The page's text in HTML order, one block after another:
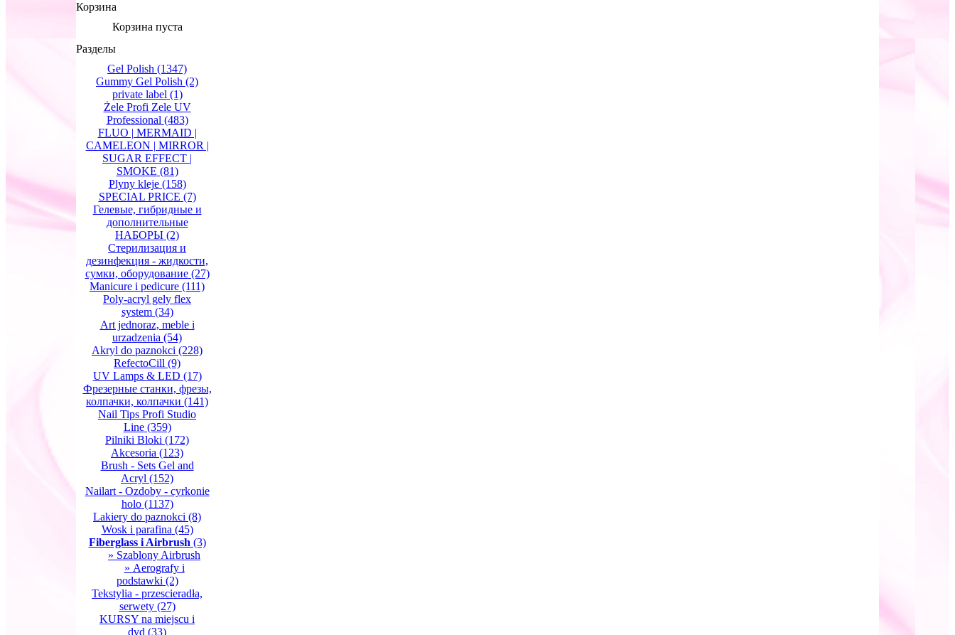
Корзина
Корзина пуста
Разделы
Gel Polish (1347)
Gummy Gel Polish (2)
private label (1)
Żele Profi Zele UV
Professional (483)
FLUO | MERMAID |
CAMELEON | MIRROR |
SUGAR EFFECT |
SMOKE (81)
Plyny kleje(158)
SPECIAL PRICE (7)
Гелевые, гибридные и
дополнительные
НАБОРЫ (2)
Стерилизация и
дезинфекция - жидкости,
сумки, оборудование(27)
Manicure i pedicure (111)
Poly-acryl gely flex
system(34)
Art jednoraz, meble i
urzadzenia (54)
Akryl do paznokci (228)
RefectoCill (9)
UV Lamps & LED (17)
Фрезерные станки, фрезы,
колпачки, колпачки (141)
Nail Tips Profi Studio
Line(359)
Pilniki Bloki (172)
Akcesoria (123)
Brush - Sets Gel and
Acryl (152)
Nailart - Ozdoby - cyrkonie
holo(1137)
Lakiery do paznokci (8)
Wosk i parafina (45)
Fiberglass i Airbrush (3)
» Szablony Airbrush
» Aerografy i
podstawki (2)
Tekstylia - przescieradła,
serwety(27)
KURSY na miejscu i
dvd (33)